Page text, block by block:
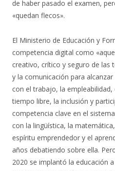
de haber pasado el examen,
«quedan flecos».
El Ministerio de Educación y
competencia digital como
creativo, crítico y seguro de las
y la comunicación para
con el trabajo, la
tiempo libre, la inclusión y
competencia clave en el
con la lingüística, la
espíritu emprendedor y el
años debatiendo sobre ella.
2020 se implantó la educación